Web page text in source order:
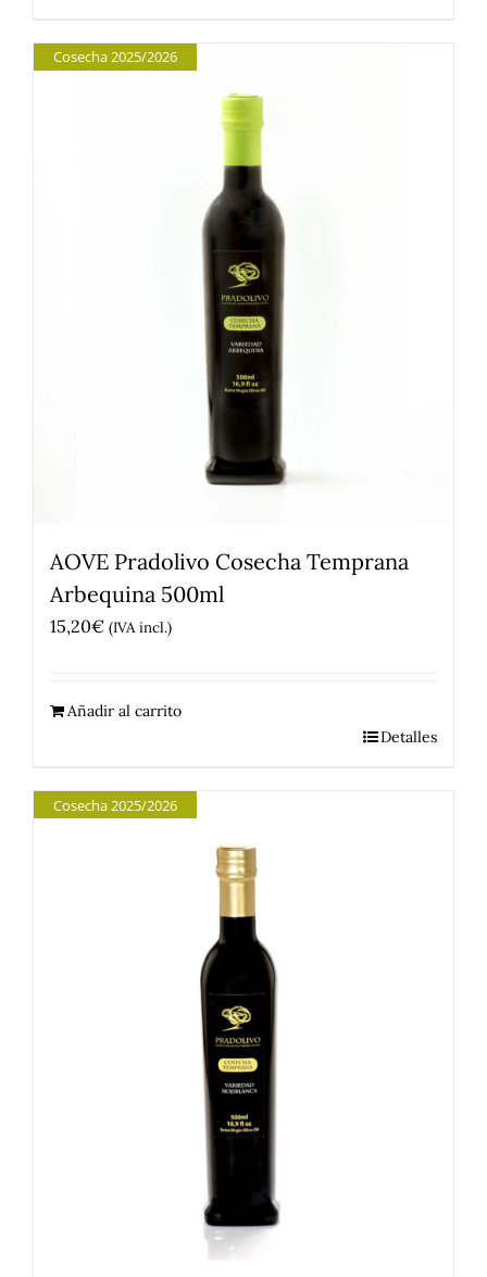
Cosecha 2025/2026
AOVE Pradolivo Cosecha Temprana
Arbequina 500ml
15,20€ (IVA incl.)
Añadir al carrito
Detalles
Cosecha 2025/2026